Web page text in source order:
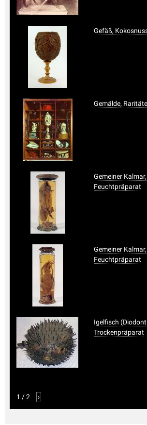
Gefäß,
Gemälde,
Gemeiner Kalmar,
Feuchtpräparat
Gemeiner Kalmar,
Feuchtpräparat
Igelfisch
Trockenpräparat
1 /2 ›